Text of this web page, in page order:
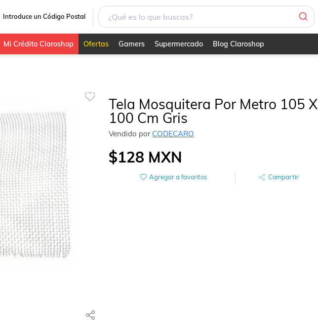
Introduce un Código Postal
Mi Crédito Claroshop Ofertas Gamers Supermercado Blog Claroshop
Tela Mosquitera Por Metro 105 X
100 Cm Gris
Vendido por CODECARO
$128 MXN
Agregar a favoritos Compartir